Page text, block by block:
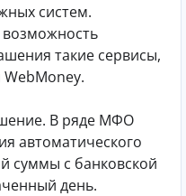
систем.
такие сервисы,
WebMoney.
В ряде МФО
автоматического
суммы с банковской
день.